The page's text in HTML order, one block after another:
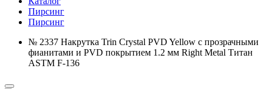
Пирсинг
Пирсинг
№ 2337 Накрутка Trin Crystal PVD Yellow с прозрачными
фианитами и PVD покрытием 1.2 мм Right Metal Титан
ASTM F-136